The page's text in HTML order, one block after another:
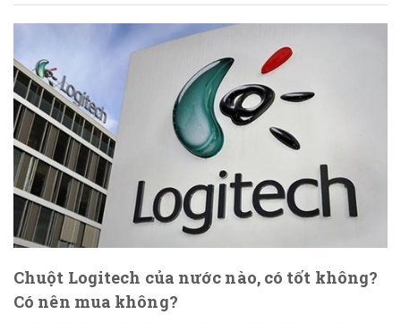
Chuột Logitech của nước nào, có tốt không?
Có nên mua không?